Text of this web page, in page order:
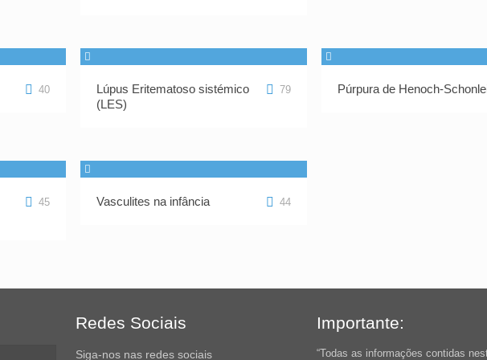
40
Lúpus Eritematoso sistémico
(LES)
79 Púrpura de Henoch-
45 Vasculites na infância 44
Redes Sociais
Siga-nos nas redes sociais
Importante:
“Todas as informações contidas